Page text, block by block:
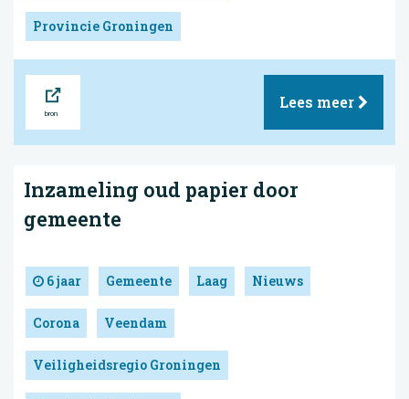
Provincie Groningen
Lees meer
Inzameling oud papier door
gemeente
6 jaar Gemeente Laag Nieuws
Corona Veendam
Veiligheidsregio Groningen